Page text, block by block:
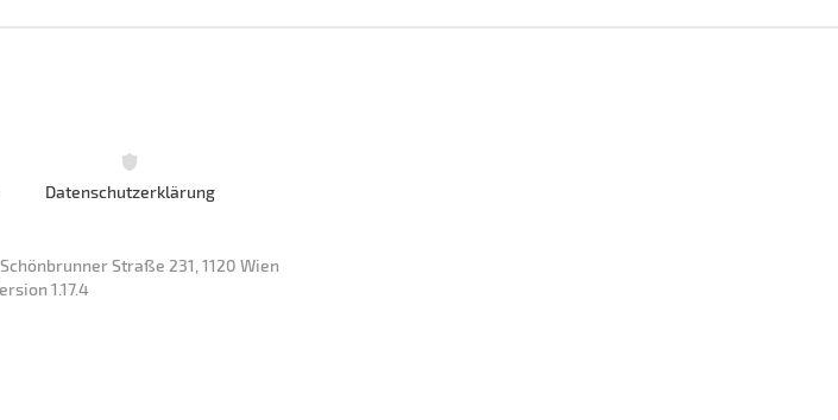
Datenschutzerklärung
Straße 231, 1120 Wien
1.17.4